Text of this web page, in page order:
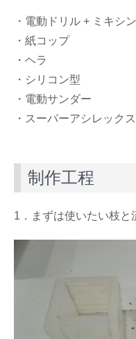
・電動ドリル + ミキシ
・紙コップ
・ヘラ
・シリコン型
・電動サンダー
・スーパーアシレック
制作工程
1．まずは使いたい枝と